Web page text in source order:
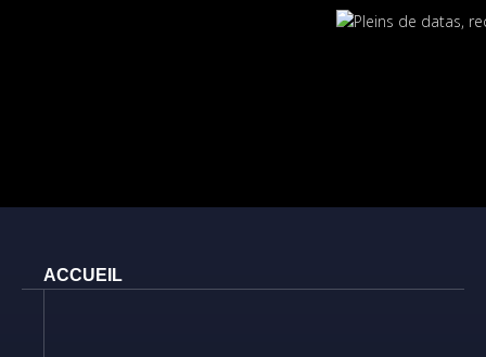
ACCUEIL